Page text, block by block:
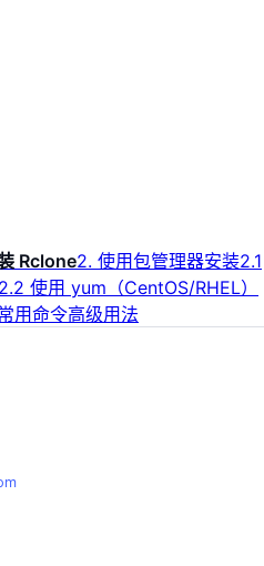
Rclone2. 使用包管理器安装2.1
2.2 使用 yum（CentOS/RHEL）
用命令高级用法